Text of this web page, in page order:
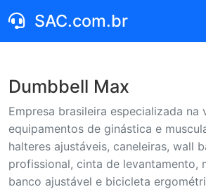
SAC.com.br
Dumbbell Max
Empresa brasileira especializada na
equipamentos de ginástica e
halteres ajustáveis, caneleiras, wall
profissional, cinta de levantamento,
banco ajustável e bicicleta